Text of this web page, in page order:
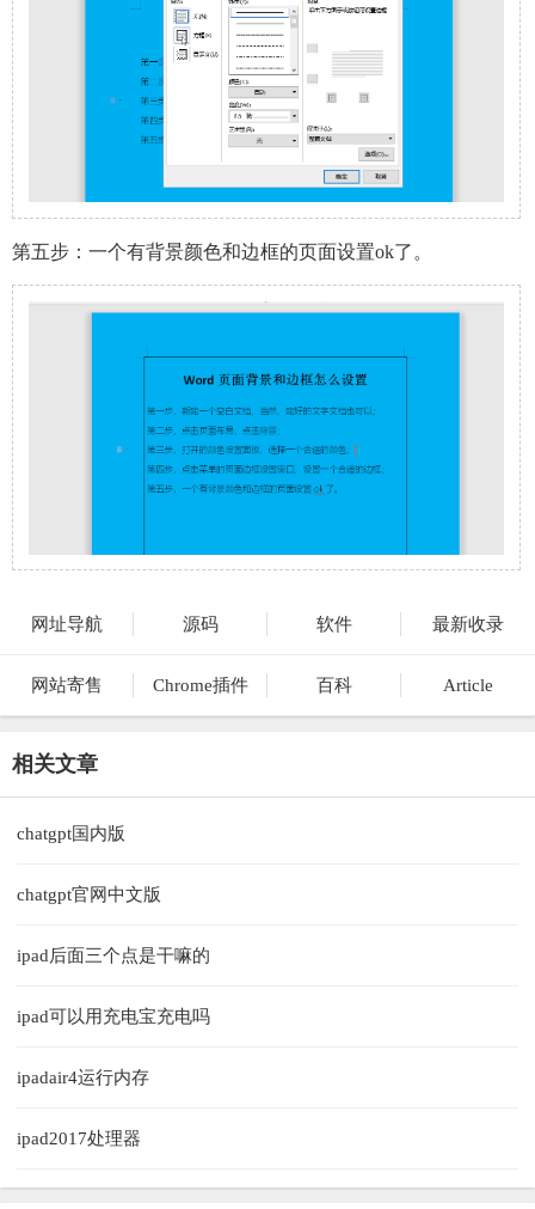
第五步：一个有背景颜色和边框的页面设置ok了。
网址导航 源码 软件 最新收录
网站寄售 Chrome插件 百科 Article
相关文章
chatgpt国内版
chatgpt官网中文版
ipad后面三个点是干嘛的
ipad可以用充电宝充电吗
ipadair4运行内存
ipad2017处理器